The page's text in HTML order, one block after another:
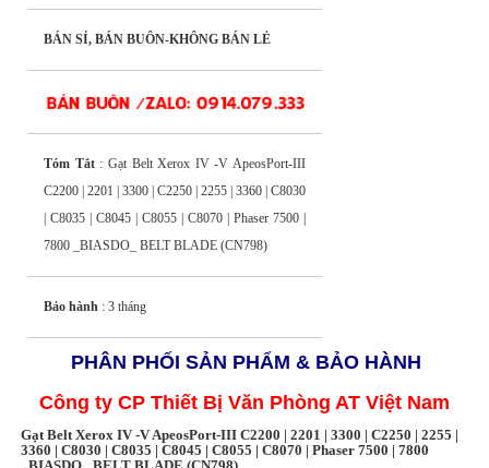
BÁN SỈ, BÁN BUÔN-KHÔNG BÁN LẺ
Tóm Tắt: Gạt Belt Xerox IV -V ApeosPort-III
C2200 | 2201 | 3300 | C2250 | 2255 | 3360 | C8030
| C8035 | C8045 | C8055 | C8070 | Phaser 7500 |
7800 _BIASDO_ BELT BLADE (CN798)
Bảo hành : 3 tháng
PHÂN PHỐI SẢN PHẨM & BẢO HÀNH
Công ty CP Thiết Bị Văn Phòng AT Việt Nam
Gạt Belt Xerox IV -V ApeosPort-III C2200 | 2201 | 3300 | C2250 | 2255 |
3360 | C8030 | C8035 | C8045 | C8055 | C8070 | Phaser 7500 | 7800